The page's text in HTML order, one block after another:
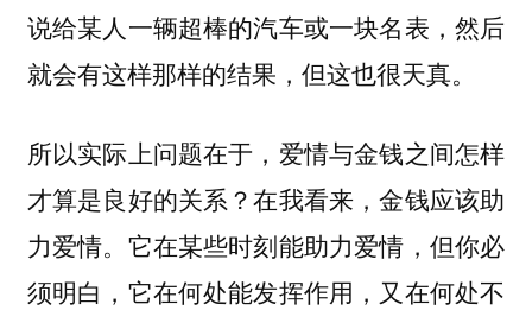
说给某人一辆超棒的汽车或一块名表，然后
就会有这样那样的结果，但这也很天真。
所以实际上问题在于，爱情与金钱之间怎样
才算是良好的关系？在我看来，金钱应该助
力爱情。它在某些时刻能助力爱情，但你必
须明白，它在何处能发挥作用，又在何处不